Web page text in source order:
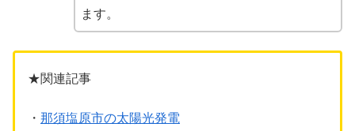
ます。
★関連記事
・ 那須塩原市の太陽光発電